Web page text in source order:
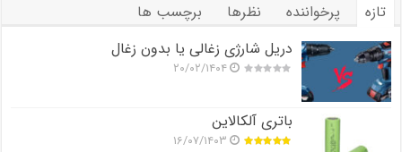
تازه پرخواننده نظرها
برچسب ها
دریل شارژی زغالی یا بدون زغال
۲۰/۰۲/۱۴۰۴
باتری آلکالاین
۱۶/۰۷/۱۴۰۳